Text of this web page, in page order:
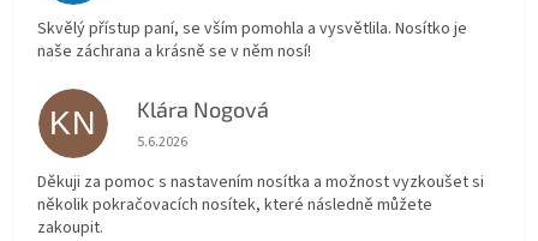
Skvělý přístup paní, se vším pomohla a vysvětlila. Nosítko je
naše záchrana a krásně se v něm nosí!
KN Klára Nogová
Hodnocení obchodu je 5 z 5 hvězdiček.
5.6.2026
Děkuji za pomoc s nastavením nosítka a možnost vyzkoušet si
několik pokračovacích nosítek, které následně můžete
zakoupit.